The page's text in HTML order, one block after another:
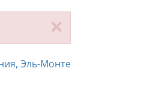
Эль-Монте